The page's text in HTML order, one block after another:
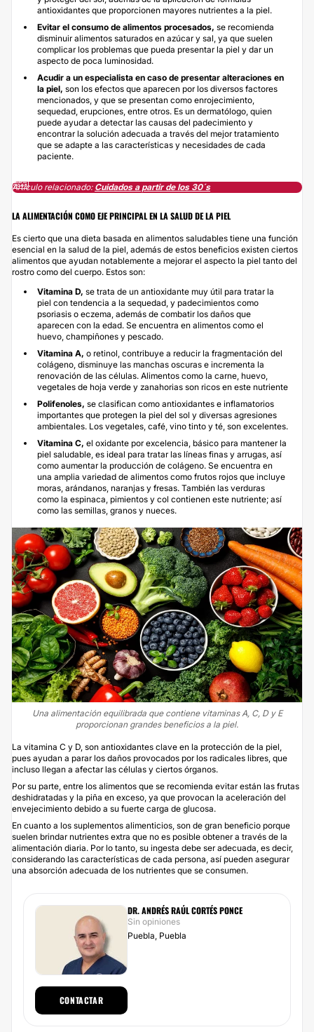
antioxidantes que proporcionen mayores nutrientes a la piel.
Evitar el consumo de alimentos procesados, se recomienda
disminuir alimentos saturados en azúcar y sal, ya que suelen
complicar los problemas que pueda presentar la piel y dar un
aspecto de poca luminosidad.
Acudir a un especialista en caso de presentar alteraciones en
la piel, son los efectos que aparecen por los diversos factores
mencionados, y que se presentan como enrojecimiento,
sequedad, erupciones, entre otros. Es un dermatólogo, quien
puede ayudar a detectar las causas del padecimiento y
encontrar la solución adecuada a través del mejor tratamiento
que se adapte a las características y necesidades de cada
paciente.
Artículo relacionado: ​ Cuidados a partir de los 30´s
LA ALIMENTACIÓN COMO EJE PRINCIPAL EN LA SALUD DE LA PIEL
Es cierto que una dieta basada en alimentos saludables tiene una función
esencial en la salud de la piel, además de estos beneficios existen ciertos
alimentos que ayudan notablemente a mejorar el aspecto la piel tanto del
rostro como del cuerpo. Estos son:
Vitamina D, se trata de un antioxidante muy útil para tratar la
piel con tendencia a la sequedad, y padecimientos como
psoriasis o eczema, además de combatir los daños que
aparecen con la edad. Se encuentra en alimentos como el
huevo, champiñones y pescado.
Vitamina A, o retinol, contribuye a reducir la fragmentación del
colágeno, disminuye las manchas oscuras e incrementa la
renovación de las células. Alimentos como la carne, huevo,
vegetales de hoja verde y zanahorias son ricos en este nutriente
Polifenoles, se clasifican como antioxidantes e inflamatorios
importantes que protegen la piel del sol y diversas agresiones
ambientales. Los vegetales, café, vino tinto y té, son excelentes.
Vitamina C, el oxidante por excelencia, básico para mantener la
piel saludable, es ideal para tratar las líneas finas y arrugas, así
como aumentar la producción de colágeno. Se encuentra en
una amplia variedad de alimentos como frutos rojos que incluye
moras, arándanos, naranjas y fresas. También las verduras
como la espinaca, pimientos y col contienen este nutriente; así
como las semillas, granos y nueces.
Una alimentación equilibrada que contiene vitaminas A, C, D y E
proporcionan grandes beneficios a la piel.
La vitamina C y D, son antioxidantes clave en la protección de la piel,
pues ayudan a parar los daños provocados por los radicales libres, que
incluso llegan a afectar las células y ciertos órganos.
Por su parte, entre los alimentos que se recomienda evitar están las frutas
deshidratadas y la piña en exceso, ya que provocan la aceleración del
envejecimiento debido a su fuerte carga de glucosa.
En cuanto a los suplementos alimenticios, son de gran beneficio porque
suelen brindar nutrientes extra que no es posible obtener a través de la
alimentación diaria. Por lo tanto, su ingesta debe ser adecuada, es decir,
considerando las características de cada persona, así pueden asegurar
una absorción adecuada de los nutrientes que se consumen.
DR. ANDRÉS RAÚL CORTÉS PONCE
Sin opiniones
Puebla, Puebla
CONTACTAR